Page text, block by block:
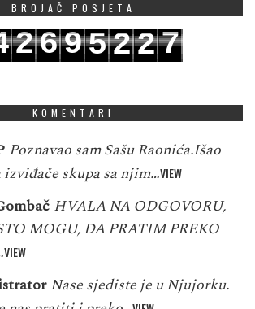
BROJAČ POSJETA
2695227
KOMENTARI
Poznavao sam Sašu Raonića.Išao
izviđače skupa sa njim…VIEW
HVALA NA ODGOVORU,
MOGU, DA PRATIM PREKO
VIEW
Nase sjediste je u Njujorku.